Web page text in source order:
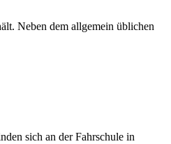
Neben dem allgemein üblichen
sich an der Fahrschule in